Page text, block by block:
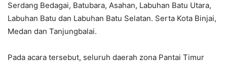
Serdang Bedagai, Batubara, Asahan, Labuhan Batu Utara,
Labuhan Batu dan Labuhan Batu Selatan. Serta Kota Binjai,
Medan dan Tanjungbalai.
Pada acara tersebut, seluruh daerah zona Pantai Timur